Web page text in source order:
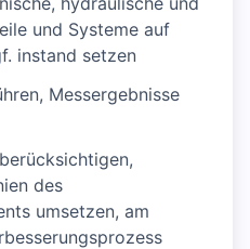
und Systeme auf
instand setzen
Messergebnisse
des
umsetzen, am